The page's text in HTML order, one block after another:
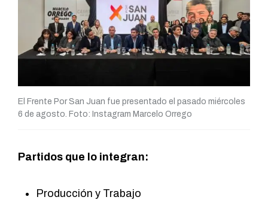
El Frente Por San Juan fue presentado el pasado miércoles
6 de agosto. Foto: Instagram Marcelo Orrego
Partidos que lo integran:
Producción y Trabajo